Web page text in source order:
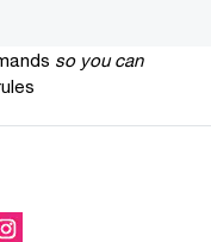
so you can